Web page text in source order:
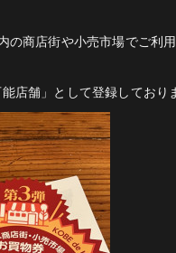
の商店街や小売市場でご利
店舗」として登録してお